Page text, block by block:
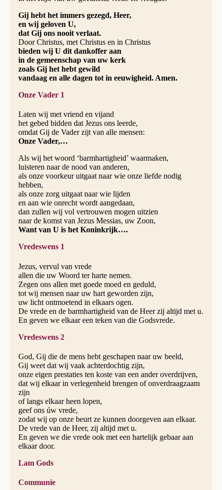
Gij hebt het immers gezegd, Heer,
en wij geloven U,
dat Gij ons nooit verlaat.
Door Christus, met Christus en in Christus
bieden wij U dit dankoffer aan
in de gemeenschap van uw kerk
zoals Gij het hebt gewild
vandaag en alle dagen tot in eeuwigheid. Amen.
Onze Vader 1
Laten wij met vriend en vijand
het gebed bidden dat Jezus ons leerde,
omdat Gij de Vader zijt van alle mensen:
Onze Vader,…
Als wij het woord ‘barmhartigheid’ waarmaken,
luisteren naar de nood van anderen,
als onze voorkeur uitgaat naar wie onze liefde nodig
hebben,
als onze zorg uitgaat naar wie lijden
en aan wie onrecht wordt aangedaan,
dan zullen wij vol vertrouwen mogen uitzien
naar de komst van Jezus Messias, uw Zoon,
Want van U is het Koninkrijk….
Vredeswens 1
Jezus, vervul van vrede
allen die uw Woord ter harte nemen.
Zegen ons allen met goede moed en geduld,
tot wij mensen naar uw hart geworden zijn,
uw licht ontmoetend in elkaars ogen.
De vrede en de barmhartigheid van de Heer zij altijd met u.
En geven we elkaar een teken van die Godsvrede.
Vredeswens 2
God, Gij die de mens hebt geschapen naar uw beeld,
Gij weet dat wij vaak achterdochtig zijn,
onze eigen prestaties ten koste van een ander overdrijven,
dat wij elkaar in verlegenheid brengen of onverdraagzaam
zijn
of langs elkaar heen lopen,
geef ons úw vrede,
zodat wij op onze beurt ze kunnen doorgeven aan elkaar.
De vrede van de Heer, zij altijd met u.
En geven we die vrede ook met een hartelijk gebaar aan
elkaar door.
Lam Gods
Communie